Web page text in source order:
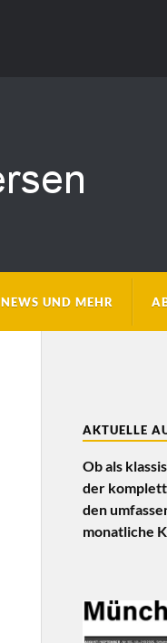
NEWS UND MEHR
AKTUELLE
Ob als
der
den
monatliche